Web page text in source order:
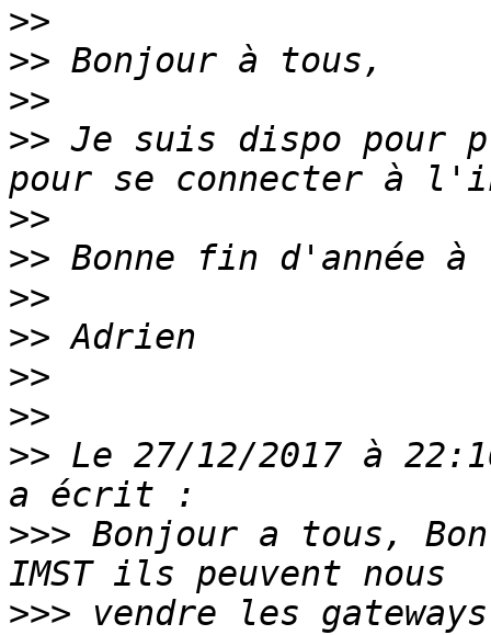
>>
>>
>>
>> Je suis dispo pour
>>
>>
>>
>>
>>
>>
>> Le 27/12/2017 à
>>> Bonjour a tous,
>>> vendre les